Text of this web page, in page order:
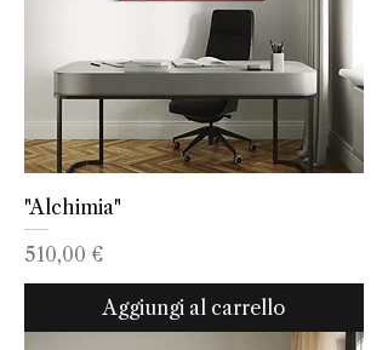
"Alchimia"
Prezzo
510,00 €
Aggiungi al carrello